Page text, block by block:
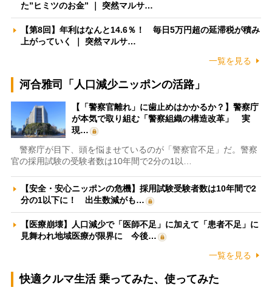
た”ヒミツのお金” ｜ 突然マルサ…
【第8回】年利はなんと14.6％！ 毎日5万円超の延滞税が積み
上がっていく ｜ 突然マルサ…
一覧を見る
河合雅司「人口減少ニッポンの活路」
【「警察官離れ」に歯止めはかかるか？】警察庁
が本気で取り組む「警察組織の構造改革」 実
現…
警察庁が目下、頭を悩ませているのが「警察官不足」だ。警察
官の採用試験の受験者数は10年間で2分の1以…
【安全・安心ニッポンの危機】採用試験受験者数は10年間で2
分の1以下に！ 出生数減がも…
【医療崩壊】人口減少で「医師不足」に加えて「患者不足」に
見舞われ地域医療が限界に 今後…
一覧を見る
快適クルマ生活 乗ってみた、使ってみた